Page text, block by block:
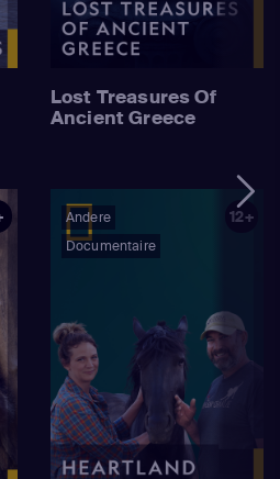
Lost Treasures Of
Ancient Greece
Andere
Documentaire
12+